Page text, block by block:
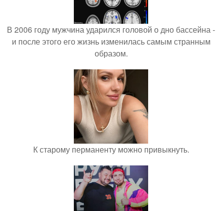
В 2006 году мужчина ударился головой о дно бассейна -
и после этого его жизнь изменилась самым странным
образом.
К старому перманенту можно привыкнуть.